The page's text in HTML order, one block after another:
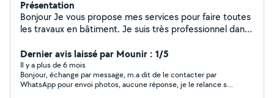
Présentation
Bonjour Je vous propose mes services pour faire toutes
les travaux en bâtiment. Je suis très professionnel dans
Sérieux, honnête, propre.
Dernier avis laissé par Mounir : 1/5
Il y a plus de 6 mois
Bonjour, échange par message, m.a dit de le contacter par
WhatsApp pour envoi photos, aucune réponse, je le relance sur